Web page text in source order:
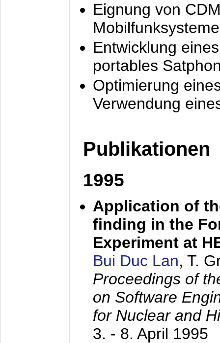
Eignung von
Mobilfunksysteme
Entwicklung
portables
Optimierung
Verwendung
Publikationen
1995
Application of
finding in the
Experiment at
Bui Duc Lan, T.
Proceedings of
on Software
for Nuclear and
3. - 8. April 1995